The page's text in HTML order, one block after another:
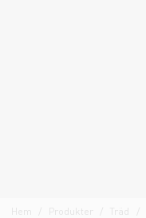
Hem Produkter Träd